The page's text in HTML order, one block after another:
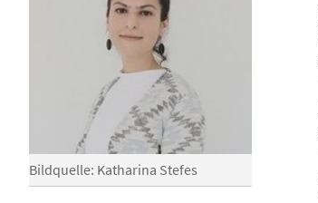
Bildquelle: Katharina Stefes